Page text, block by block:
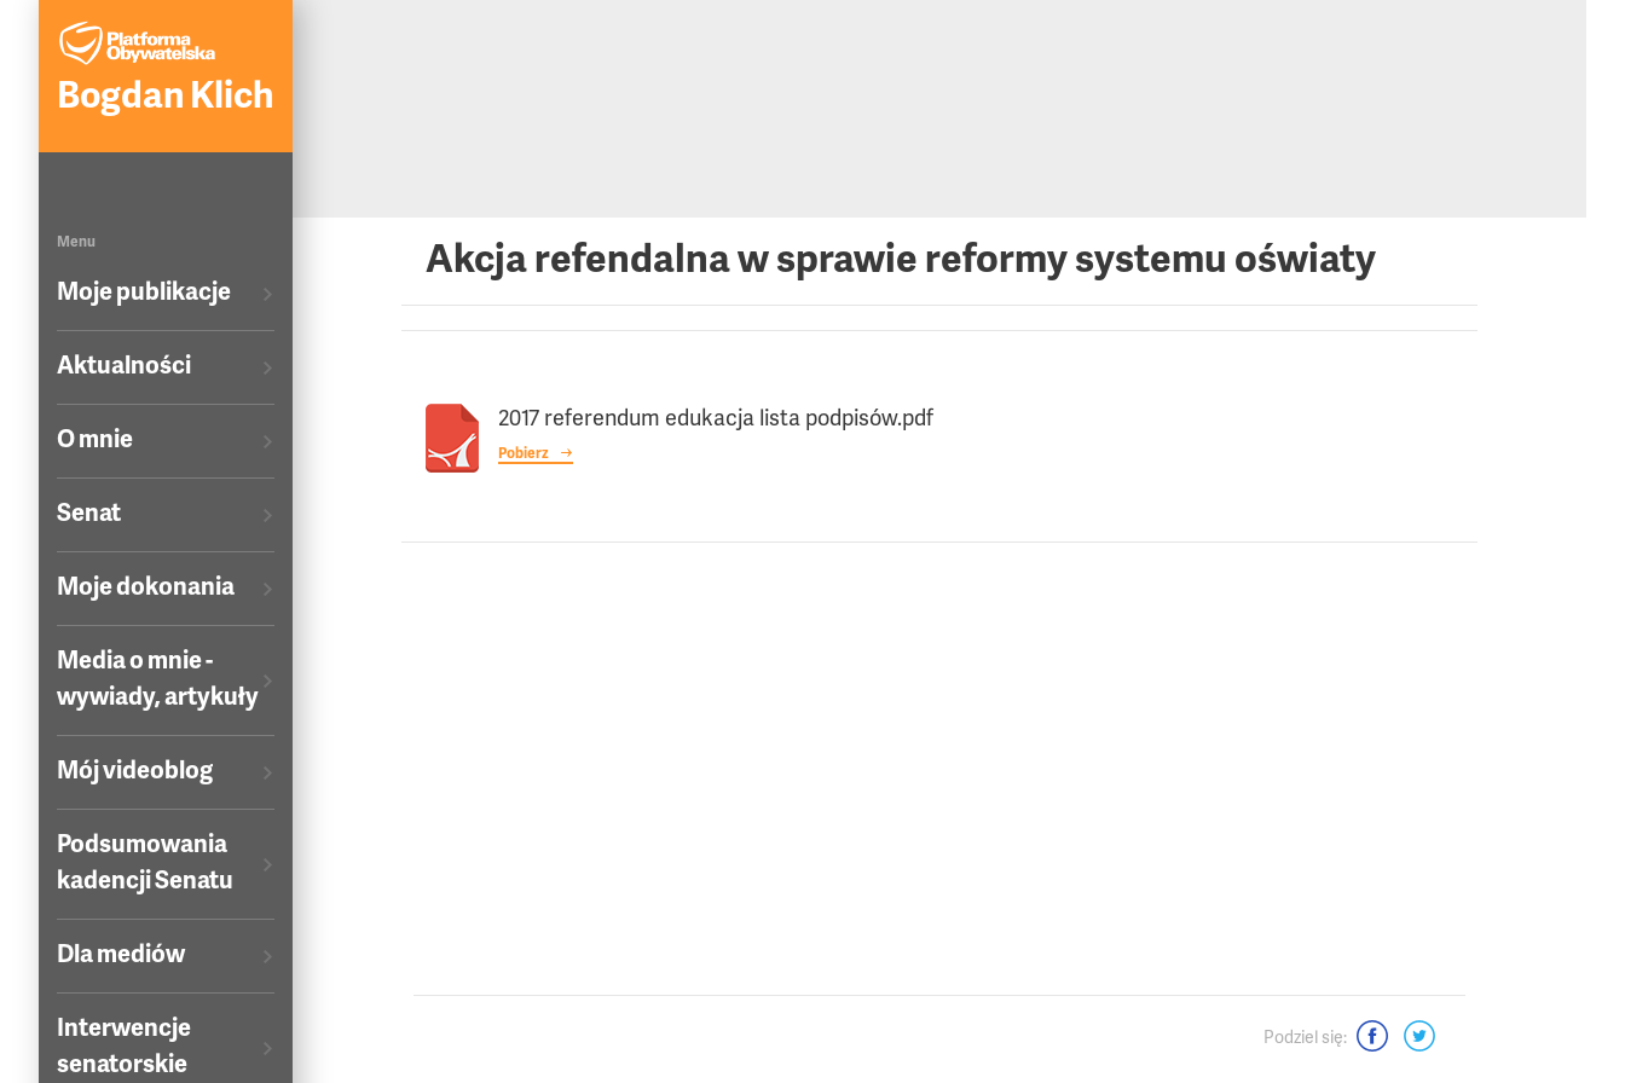
Bogdan Klich
Menu
Moje publikacje
Aktualności
O mnie
Senat
Moje dokonania
Media o mnie -
wywiady, artykuły
Mój videoblog
Podsumowania
kadencji Senatu
Dla mediów
Interwencje
senatorskie
Akcja refendalna w sprawie reformy systemu oświaty
2017 referendum edukacja lista podpisów.pdf
Pobierz
Podziel się: